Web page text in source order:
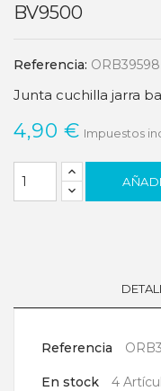
BV9500
Referencia: ORB39598
Junta cuchilla jarra
4,90 € Impuestos
Referencia
En stock 4